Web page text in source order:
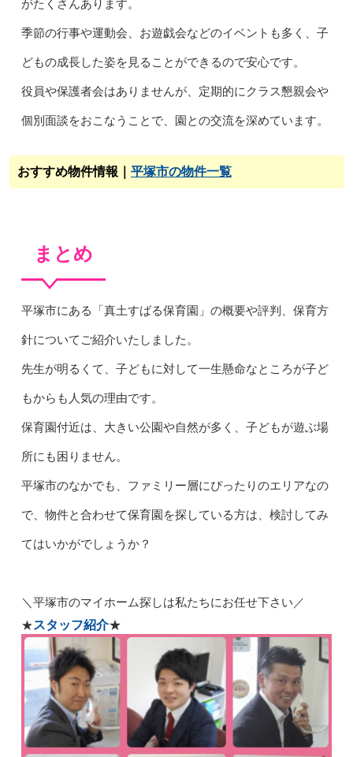
がたくさんあります。
季節の行事や運動会、お遊戯会などのイベントも多く、子
どもの成長した姿を見ることができるので安心です。
役員や保護者会はありませんが、定期的にクラス懇親会や
個別面談をおこなうことで、園との交流を深めています。
おすすめ物件情報｜ 平塚市の物件一覧
まとめ
平塚市にある「真土すばる保育園」の概要や評判、保育方
針についてご紹介いたしました。
先生が明るくて、子どもに対して一生懸命なところが子ど
もからも人気の理由です。
保育園付近は、大きい公園や自然が多く、子どもが遊ぶ場
所にも困りません。
平塚市のなかでも、ファミリー層にぴったりのエリアなの
で、物件と合わせて保育園を探している方は、検討してみ
てはいかがでしょうか？
＼ 平塚市のマイホーム探しは私たちにお任せ下さい／
★スタッフ紹介★